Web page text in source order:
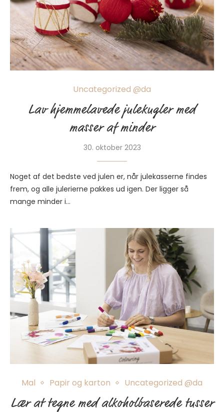
Uncategorized @da
Lav hjemmelavede julekugler med
masser af minder
30. oktober 2023
Noget af det bedste ved julen er, når julekasserne findes
frem, og alle julerierne pakkes ud igen. Der ligger så
mange minder i…
Mal Papir og karton Uncategorized @da
Lær at tegne med alkoholbaserede tusser